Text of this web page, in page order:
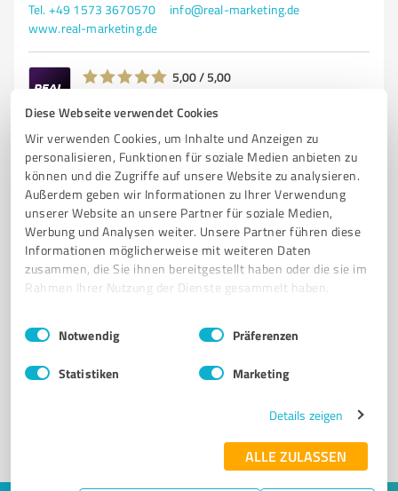
Diese Webseite verwendet Cookies
Wir verwenden Cookies, um Inhalte und Anzeigen zu
personalisieren, Funktionen für soziale Medien anbieten zu
können und die Zugriffe auf unsere Website zu analysieren.
Außerdem geben wir Informationen zu Ihrer Verwendung
unserer Website an unsere Partner für soziale Medien,
Werbung und Analysen weiter. Unsere Partner führen diese
Informationen möglicherweise mit weiteren Daten
zusammen, die Sie ihnen bereitgestellt haben oder die sie im
Rahmen Ihrer Nutzung der Dienste gesammelt haben.
Impressum Datenschutzbestimmungen
Einwilligungsauswahl
Notwendig Präferenzen
Statistiken Marketing
Details zeigen
ALLE ZULASSEN
Tel. +49 1573 3670570
info@real-marketing.de
www.real-marketing.de
5,00 / 5,00
Sie möchten auch hier gelistet werden?
Kunden empfohlener ProvenExpert!
1